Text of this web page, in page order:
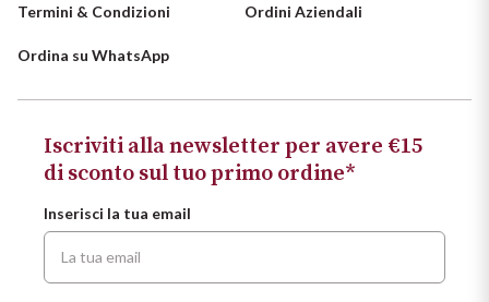
Termini & Condizioni Ordini Aziendali
Ordina su WhatsApp
Iscriviti alla newsletter per avere €15
di sconto sul tuo primo ordine*
Inserisci la tua email